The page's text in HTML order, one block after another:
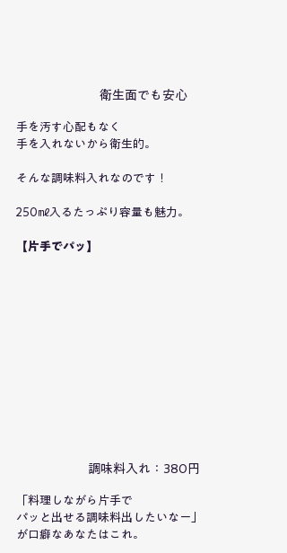
衛生面でも安心
手を汚す心配もなく
手を入れないから衛生的。
そんな調味料入れなのです！
250㎖入るたっぷり容量も魅力。
【片手でパッ】
調味料入れ：380円
「料理しながら片手で
パッと出せる調味料出したいなー」
が口癖なあなたはこれ。